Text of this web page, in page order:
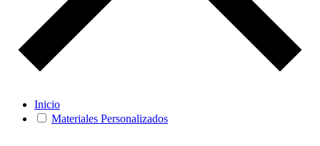
Inicio
Materiales Personalizados